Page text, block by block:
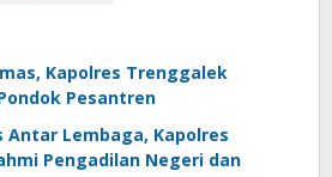
Kapolres Trenggalek
Pesantren
Lembaga, Kapolres
Pengadilan Negeri dan